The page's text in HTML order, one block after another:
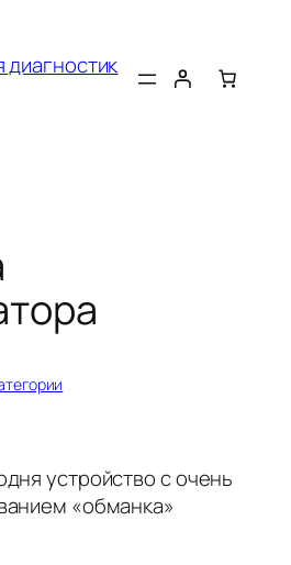
устройство с очень
«обманка»